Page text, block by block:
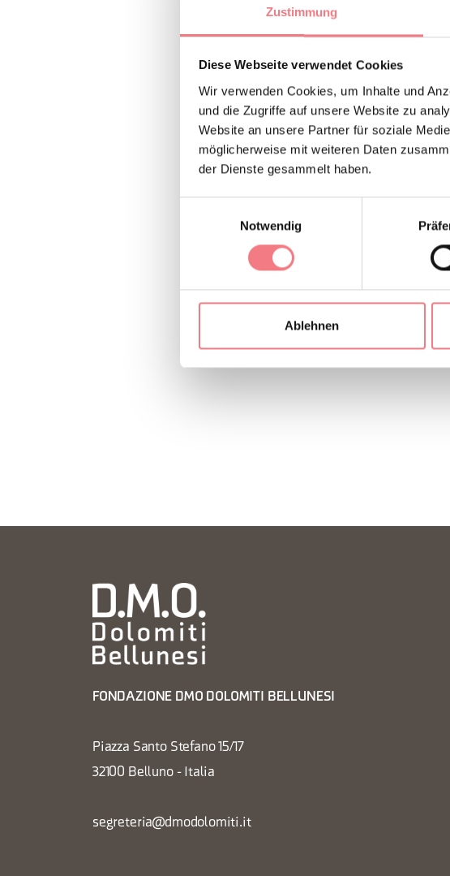
Zustimmung
Diese Webseite verwendet Cookies
Wir verwenden Cookies, um Inhalte und
und die Zugriffe auf unsere Website zu
Website an unsere Partner für soziale
möglicherweise mit weiteren Daten
der Dienste gesammelt haben.
Notwendig
Ablehnen
BUCHEN
FONDAZIONE DMO DOLOMITI BELLUNESI
Piazza Santo Stefano 15/17
32100 Belluno - Italia
segreteria@dmodolomiti.it